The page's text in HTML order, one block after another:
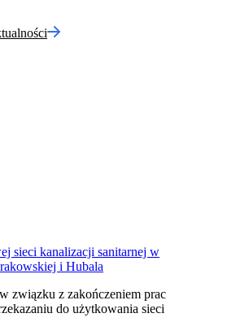
sieci kanalizacji sanitarnej w
i Hubala
związku z zakończeniem prac
do użytkowania sieci